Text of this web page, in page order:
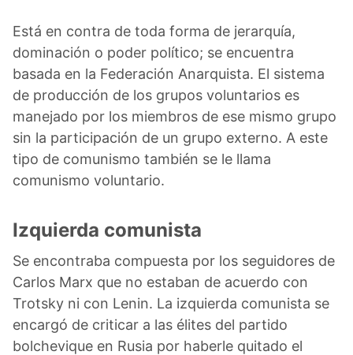
Está en contra de toda forma de jerarquía,
dominación o poder político; se encuentra
basada en la Federación Anarquista. El sistema
de producción de los grupos voluntarios es
manejado por los miembros de ese mismo grupo
sin la participación de un grupo externo. A este
tipo de comunismo también se le llama
comunismo voluntario.
Izquierda comunista
Se encontraba compuesta por los seguidores de
Carlos Marx que no estaban de acuerdo con
Trotsky ni con Lenin. La izquierda comunista se
encargó de criticar a las élites del partido
bolchevique en Rusia por haberle quitado el